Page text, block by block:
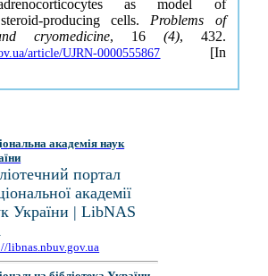
as model of
producing cells. Problems of
cryomedicine, 16 (4), 432.
article/UJRN-0000555867 [In
академія наук
портал
академії
України | LibNAS
libnas.nbuv.gov.ua